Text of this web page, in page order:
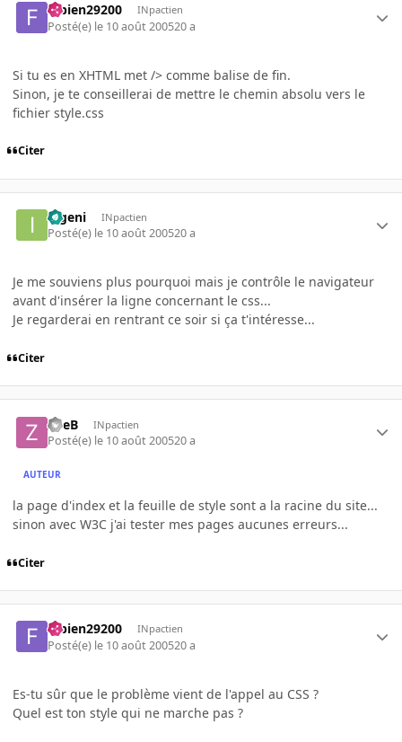
fabien29200 INpactien
Posté(e) le 10 août 200520 a
Si tu es en XHTML met /> comme balise de fin.
Sinon, je te conseillerai de mettre le chemin absolu vers le
fichier style.css
Citer
ingeni INpactien
Posté(e) le 10 août 200520 a
Je me souviens plus pourquoi mais je contrôle le navigateur
avant d'insérer la ligne concernant le css...
Je regarderai en rentrant ce soir si ça t'intéresse...
Citer
ZueB INpactien
Posté(e) le 10 août 200520 a
AUTEUR
la page d'index et la feuille de style sont a la racine du site...
sinon avec W3C j'ai tester mes pages aucunes erreurs...
Citer
fabien29200 INpactien
Posté(e) le 10 août 200520 a
Es-tu sûr que le problème vient de l'appel au CSS ?
Quel est ton style qui ne marche pas ?